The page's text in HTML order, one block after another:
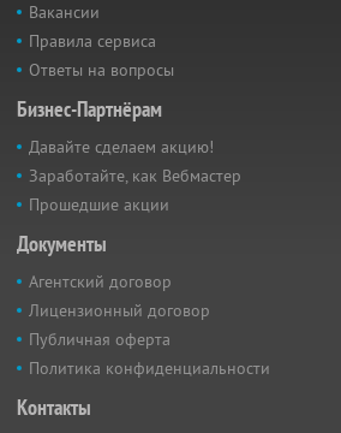
Вакансии
Правила сервиса
Ответы на вопросы
Бизнес-Партнёрам
Давайте сделаем акцию!
Заработайте, как Вебмастер
Прошедшие акции
Документы
Агентский договор
Лицензионный договор
Публичная оферта
Политика конфиденциальности
Контакты